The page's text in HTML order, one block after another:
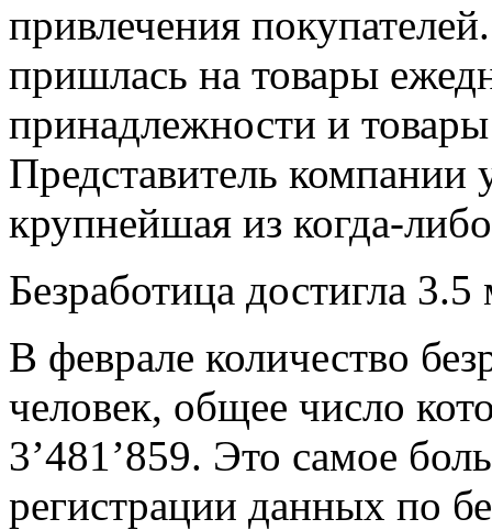
привлечения
пришлась на товары
принадлежности и
Представитель компании
крупнейшая из когда-
Безработица достигла
В феврале количество
человек, общее число
3’481’859. Это самое
регистрации данных по